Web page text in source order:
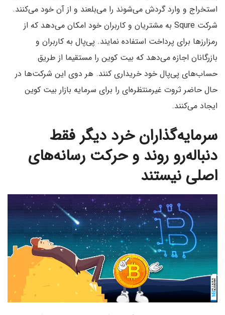
استخراج و وارد گردش می‌شوند را می‌بلعند و از آن خود می‌کنند.
شرکت Squre به مشتریان و کاربران خود امکان می‌دهد که از
رمزارزها برای پرداخت استفاده نمایند. پی‌پال به کاربران و
بازرگانان اجازه می‌دهد که بیت کوین را مستقیما از طریق
حساب‌های پی‌پال خود خریداری کنند. هر دوی این شرکت‌ها در
حال حاضر ثروت غیرمنتظره‌ای را برای سرمایه بازار بیت کوین
ایجاد می‌کنند.
سرمایه‌گذاران خرد دیگر فقط
دنباله‌رو روند و حرکت رسانه‌های
اصلی نیستند